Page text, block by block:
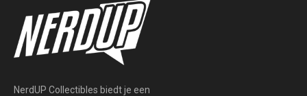
NerdUP Collectibles biedt je een